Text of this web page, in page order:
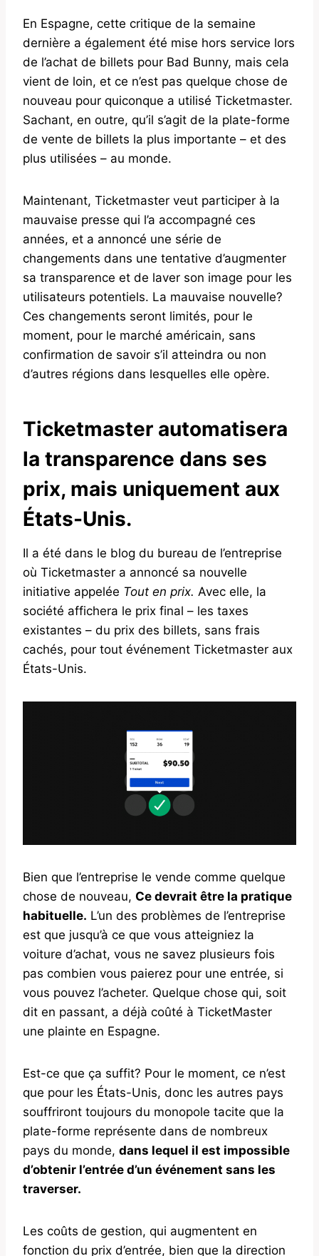
En Espagne, cette critique de la semaine
dernière a également été mise hors service lors
de l’achat de billets pour Bad Bunny, mais cela
vient de loin, et ce n’est pas quelque chose de
nouveau pour quiconque a utilisé Ticketmaster.
Sachant, en outre, qu’il s’agit de la plate-forme
de vente de billets la plus importante – et des
plus utilisées – au monde.
Maintenant, Ticketmaster veut participer à la
mauvaise presse qui l’a accompagné ces
années, et a annoncé une série de
changements dans une tentative d’augmenter
sa transparence et de laver son image pour les
utilisateurs potentiels. La mauvaise nouvelle?
Ces changements seront limités, pour le
moment, pour le marché américain, sans
confirmation de savoir s’il atteindra ou non
d’autres régions dans lesquelles elle opère.
Ticketmaster automatisera
la transparence dans ses
prix, mais uniquement aux
États-Unis.
Il a été dans le blog du bureau de l’entreprise
où Ticketmaster a annoncé sa nouvelle
initiative appelée Tout en prix. Avec elle, la
société affichera le prix final – les taxes
existantes – du prix des billets, sans frais
cachés, pour tout événement Ticketmaster aux
États-Unis.
Bien que l’entreprise le vende comme quelque
chose de nouveau, Ce devrait être la pratique
habituelle. L’un des problèmes de l’entreprise
est que jusqu’à ce que vous atteigniez la
voiture d’achat, vous ne savez plusieurs fois
pas combien vous paierez pour une entrée, si
vous pouvez l’acheter. Quelque chose qui, soit
dit en passant, a déjà coûté à TicketMaster
une plainte en Espagne.
Est-ce que ça suffit? Pour le moment, ce n’est
que pour les États-Unis, donc les autres pays
souffriront toujours du monopole tacite que la
plate-forme représente dans de nombreux
pays du monde, dans lequel il est impossible
d’obtenir l’entrée d’un événement sans les
traverser.
Les coûts de gestion, qui augmentent en
fonction du prix d’entrée, bien que la direction